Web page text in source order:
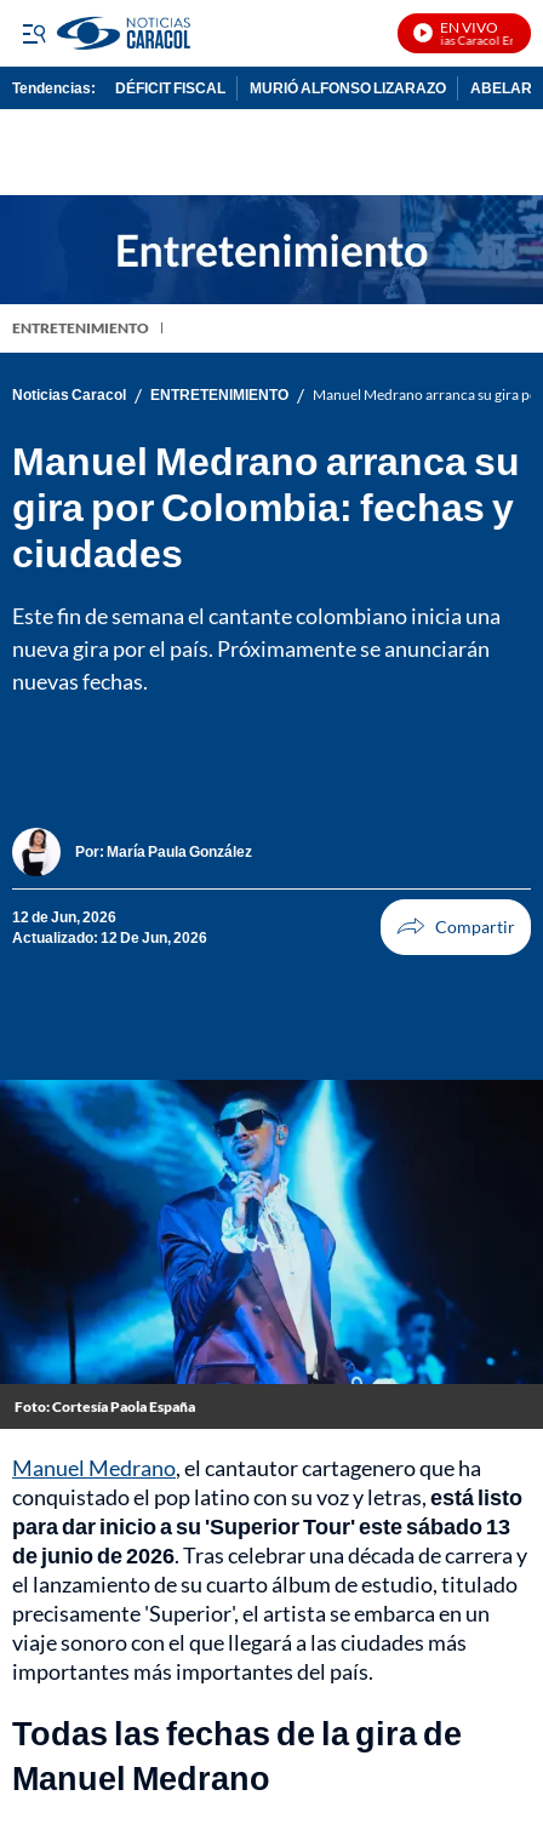
EN VIVO
Noticias Caracol En Vivo
Tendencias: DÉFICIT FISCAL MURIÓ ALFONSO LIZARAZO
ENTRETENIMIENTO
Noticias Caracol / ENTRETENIMIENTO / Manuel Medrano arranca su gira
Manuel Medrano arranca su
gira por Colombia: fechas y
ciudades
Este fin de semana el cantante colombiano inicia una
nueva gira por el país. Próximamente se anunciarán
nuevas fechas.
Por: María Paula González
12 de Jun, 2026
Actualizado: 12 De Jun, 2026
Foto: Cortesía Paola España
Manuel Medrano, el cantautor cartagenero que ha
conquistado el pop latino con su voz y letras,está listo
para dar inicio a su 'Superior Tour' este sábado 13
de junio de 2026. Tras celebrar una década de carrera y
el lanzamiento de su cuarto álbum de estudio, titulado
precisamente 'Superior', el artista se embarca en un
viaje sonoro con el que llegará a las ciudades más
importantes más importantes del país.
Todas las fechas de la gira de
Manuel Medrano